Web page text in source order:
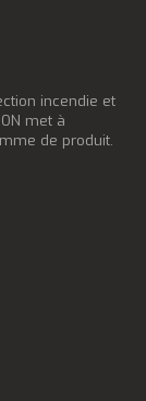
incendie et
met à
de produit.